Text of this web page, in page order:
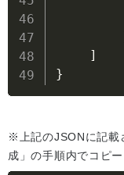
]
}
※上記のJSONに記載
成」の手順内でコピ